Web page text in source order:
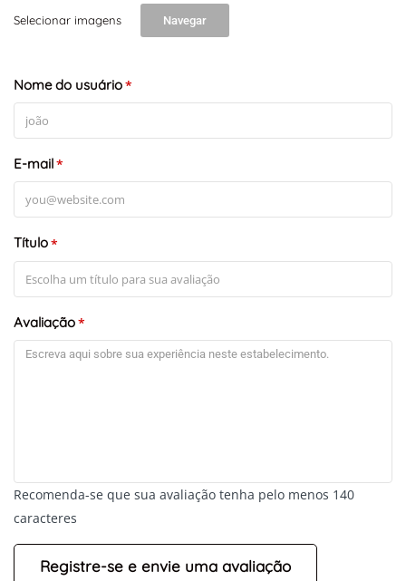
Selecionar imagens Navegar
Nome do usuário*
E-mail*
Título*
Avaliação*
Recomenda-se que sua avaliação tenha pelo menos 140
caracteres